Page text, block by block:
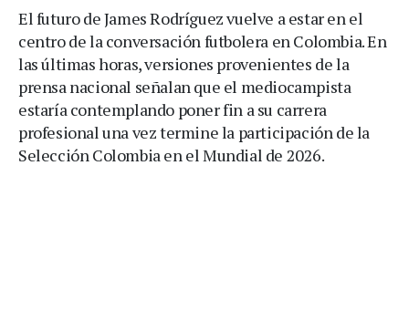
El futuro de James Rodríguez vuelve a estar en el
centro de la conversación futbolera en Colombia. En
las últimas horas, versiones provenientes de la
prensa nacional señalan que el mediocampista
estaría contemplando poner fin a su carrera
profesional una vez termine la participación de la
Selección Colombia en el Mundial de 2026.